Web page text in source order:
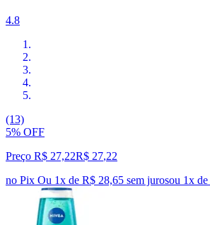
4.8
(13)
5% OFF
Preço R$ 27,22R$ 27,22
no Pix Ou 1x de R$ 28,65 sem jurosou 1x de